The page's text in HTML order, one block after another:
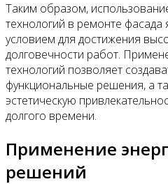
Таким образом,
технологий в ремонте
условием для достижения
долговечности работ.
технологий позволяет
функциональные решения, а
эстетическую
долгого времени.
Применение
решений